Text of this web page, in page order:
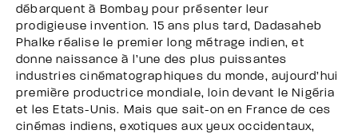
débarquent à Bombay pour présenter leur
prodigieuse invention. 15 ans plus tard, Dadasaheb
Phalke réalise le premier long métrage indien, et
donne naissance à l’une des plus puissantes
industries cinématographiques du monde, aujourd’hui
première productrice mondiale, loin devant le Nigéria
et les Etats-Unis. Mais que sait-on en France de ces
cinémas indiens, exotiques aux yeux occidentaux,